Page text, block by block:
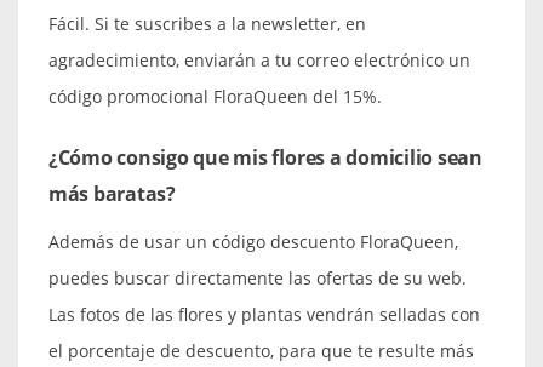
Fácil. Si te suscribes a la newsletter, en
agradecimiento, enviarán a tu correo electrónico un
código promocional FloraQueen del 15%.
¿Cómo consigo que mis flores a domicilio sean
más baratas?
Además de usar un código descuento FloraQueen,
puedes buscar directamente las ofertas de su web.
Las fotos de las flores y plantas vendrán selladas con
el porcentaje de descuento, para que te resulte más